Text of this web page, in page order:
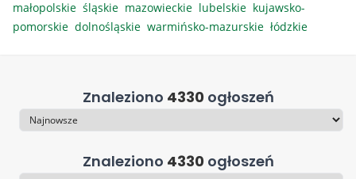
małopolskie śląskie mazowieckie lubelskie kujawsko-
pomorskie dolnośląskie warmińsko-mazurskie łódzkie
Znaleziono 4330 ogłoszeń
Sortowanie
Znaleziono 4330 ogłoszeń